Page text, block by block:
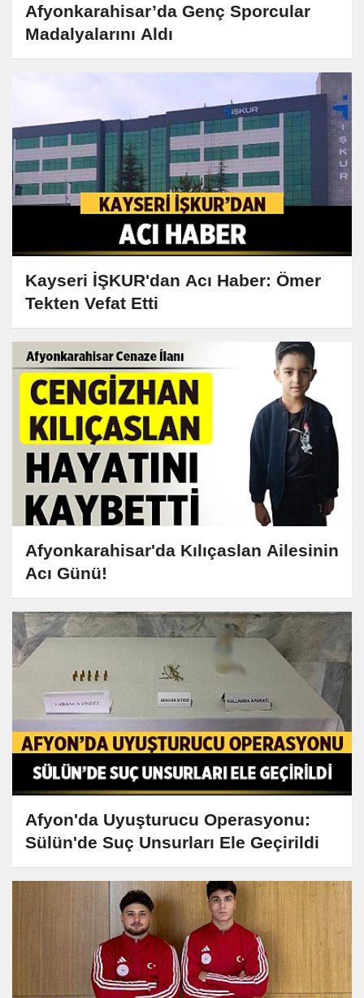
Afyonkarahisar’da Genç Sporcular
Madalyalarını Aldı
Kayseri İŞKUR'dan Acı Haber: Ömer
Tekten Vefat Etti
Afyonkarahisar'da Kılıçaslan Ailesinin
Acı Günü!
Afyon'da Uyuşturucu Operasyonu:
Sülün'de Suç Unsurları Ele Geçirildi